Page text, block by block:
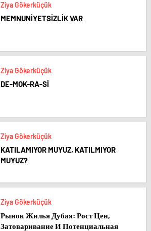
Ziya Gökerküçük
MEMNUNİYETSİZLİK VAR
Ziya Gökerküçük
DE-MOK-RA-Sİ
Ziya Gökerküçük
KATILAMIYOR MUYUZ, KATILMIYOR
MUYUZ?
Ziya Gökerküçük
Рынок Жилья Дубая: Рост Цен,
Затоваривание И Потенциальная